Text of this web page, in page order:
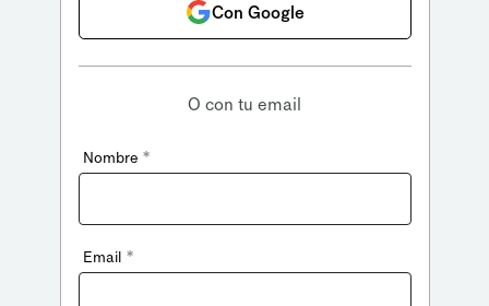
Con Google
O con tu email
Nombre *
Email *